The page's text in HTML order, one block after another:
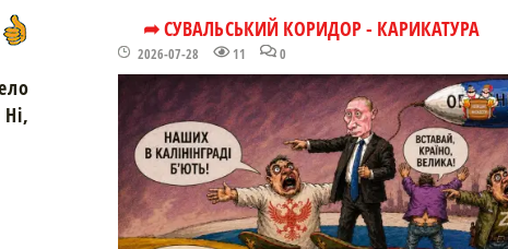
➦ СУВАЛЬСЬКИЙ КОРИДОР - КАРИКАТУРА
2026-07-28 11 0